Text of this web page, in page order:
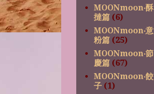
MOONmoon‧酥
撻篇 (6)
MOONmoon‧意
粉篇 (25)
MOONmoon‧節
慶篇 (67)
MOONmoon‧餃
子 (1)